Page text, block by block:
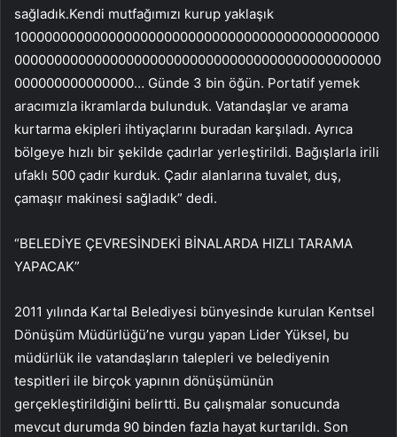
sağladık.Kendi mutfağımızı kurup yaklaşık
1000000000000000000000000000000000000000000000
0000000000000000000000000000000000000000000000
000000000000000… Günde 3 bin öğün. Portatif yemek
aracımızla ikramlarda bulunduk. Vatandaşlar ve arama
kurtarma ekipleri ihtiyaçlarını buradan karşıladı. Ayrıca
bölgeye hızlı bir şekilde çadırlar yerleştirildi. Bağışlarla irili
ufaklı 500 çadır kurduk. Çadır alanlarına tuvalet, duş,
çamaşır makinesi sağladık” dedi.
“BELEDİYE ÇEVRESİNDEKİ BİNALARDA HIZLI TARAMA
YAPACAK”
2011 yılında Kartal Belediyesi bünyesinde kurulan Kentsel
Dönüşüm Müdürlüğü’ne vurgu yapan Lider Yüksel, bu
müdürlük ile vatandaşların talepleri ve belediyenin
tespitleri ile birçok yapının dönüşümünün
gerçekleştirildiğini belirtti. Bu çalışmalar sonucunda
mevcut durumda 90 binden fazla hayat kurtarıldı. Son